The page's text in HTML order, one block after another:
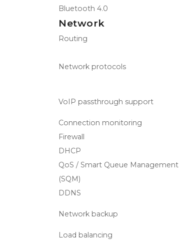
Bluetooth 4.0
Network
Routing
Network protocols
VoIP passthrough support
Connection monitoring
Firewall
DHCP
QoS / Smart Queue Management
(SQM)
DDNS
Network backup
Load balancing